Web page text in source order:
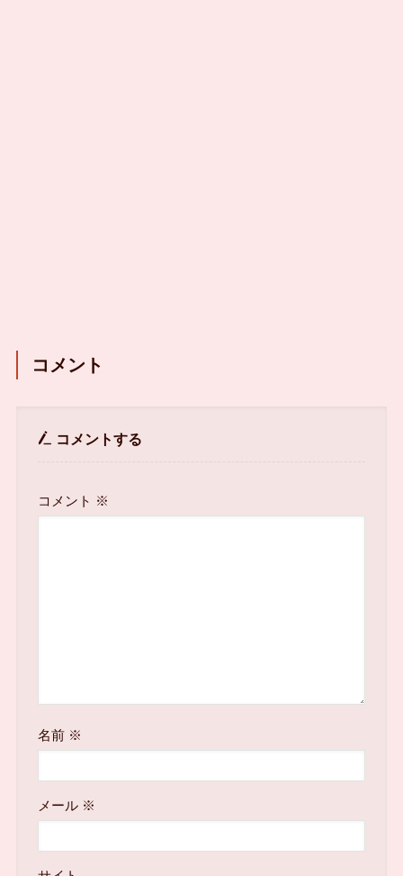
コメント
コメントする
コメント ※
名前 ※
メール ※